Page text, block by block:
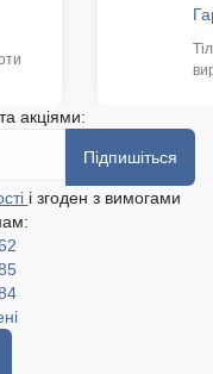
акціями:
Підпишіться
і згоден з вимогами